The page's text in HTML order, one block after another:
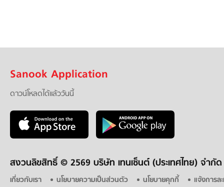
Sanook Application
ดาวน์โหลดได้แล้ววันนี้
สงวนลิขสิทธิ์ © 2569 บริษัท เทนเซ็นต์ (ประเทศไทย) จำกัด
เกี่ยวกับเรา นโยบายความเป็นส่วนตัว นโยบายคุกกี้ แจ้งการล